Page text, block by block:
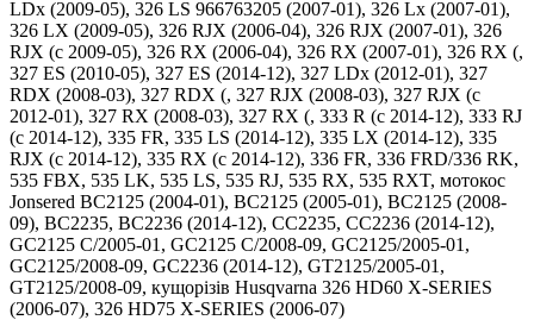
LDx (2009-05), 326 LS 966763205 (2007-01), 326 Lx (2007-01),
326 LX (2009-05), 326 RJX (2006-04), 326 RJX (2007-01), 326
RJX (c 2009-05), 326 RX (2006-04), 326 RX (2007-01), 326 RX (,
327 ES (2010-05), 327 ES (2014-12), 327 LDx (2012-01), 327
RDX (2008-03), 327 RDX (, 327 RJX (2008-03), 327 RJX (c
2012-01), 327 RX (2008-03), 327 RX (, 333 R (c 2014-12), 333 RJ
(c 2014-12), 335 FR, 335 LS (2014-12), 335 LX (2014-12), 335
RJX (c 2014-12), 335 RX (c 2014-12), 336 FR, 336 FRD/336 RK,
535 FBX, 535 LK, 535 LS, 535 RJ, 535 RX, 535 RXT, мотокос
Jonsered BC2125 (2004-01), BC2125 (2005-01), BC2125 (2008-
09), BC2235, BC2236 (2014-12), CC2235, CC2236 (2014-12),
GC2125 C/2005-01, GC2125 C/2008-09, GC2125/2005-01,
GC2125/2008-09, GC2236 (2014-12), GT2125/2005-01,
GT2125/2008-09, кущорізів Husqvarna 326 HD60 X-SERIES
(2006-07), 326 HD75 X-SERIES (2006-07)